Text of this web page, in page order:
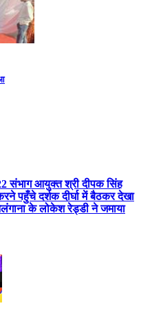
संभाग आयुक्त श्री दीपक सिंह
पहुँचे दर्शक दीर्घा में बैठकर देखा
के लोकेश रेड्डी ने जमाया